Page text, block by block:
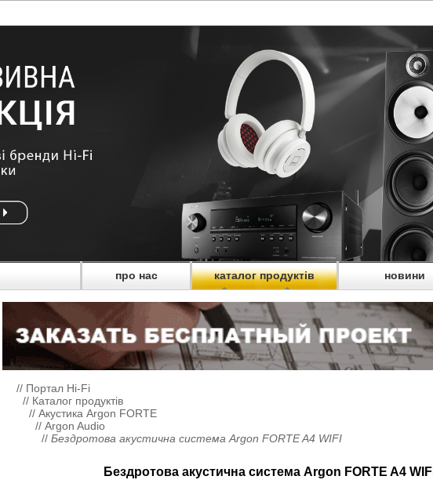
про нас каталог продуктів новини
// Портал Hi-Fi
// Каталог продуктів
// Акустика Argon FORTE
// Argon Audio
// Бездротова акустична система Argon FORTE A4 WIFI
Бездротова акустична система Argon FORTE A4 WIFI